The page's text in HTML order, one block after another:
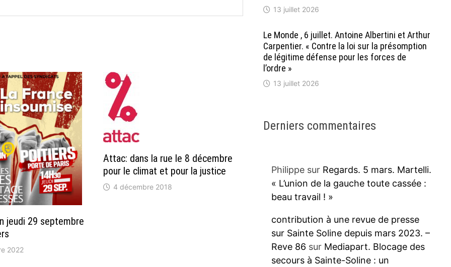
jeudi 29 septembre
2022
Attac: dans la rue le 8 décembre
pour le climat et pour la justice
4 décembre 2018
13 juillet 2026
Le Monde , 6 juillet. Antoine Albertini et Arthur
Carpentier. « Contre la loi sur la présomption
de légitime défense pour les forces de
l’ordre »
13 juillet 2026
Derniers commentaires
Philippesur Regards. 5 mars. Martelli.
« L’union de la gauche toute cassée :
beau travail ! »
contribution à une revue de presse
sur Sainte Soline depuis mars 2023. –
Reve 86 sur Mediapart. Blocage des
secours à Sainte-Soline : un